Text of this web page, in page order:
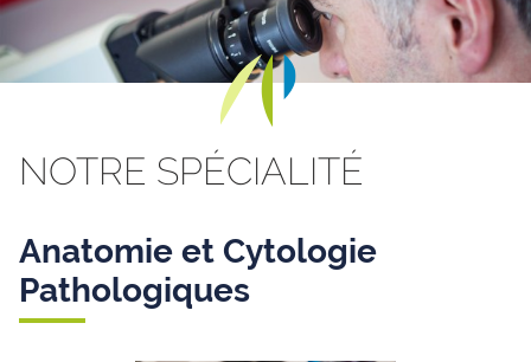
Skip to content
NOTRE SPÉCIALITÉ
Anatomie et Cytologie
Pathologiques